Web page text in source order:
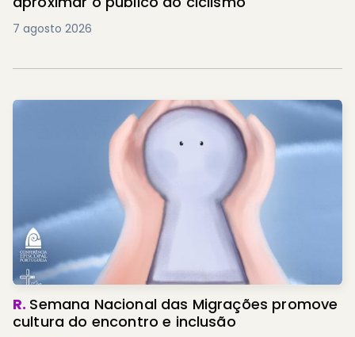
7 agosto 2026
R. Semana Nacional das Migrações promove
cultura do encontro e inclusão